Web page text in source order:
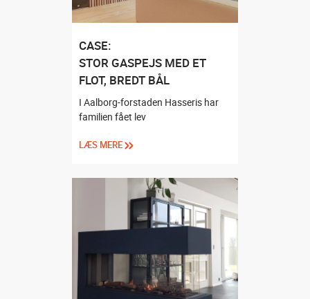
CASE:
STOR GASPEJS MED ET
FLOT, BREDT BÅL
I Aalborg-forstaden Hasseris har
familien fået lev
LÆS MERE